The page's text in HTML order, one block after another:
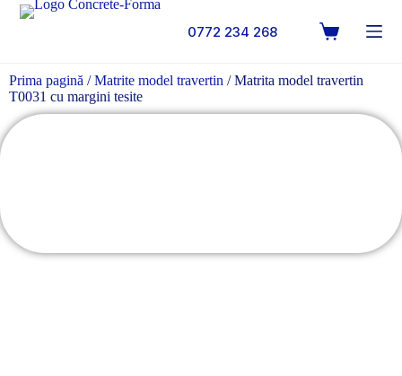
0772 234 268
Prima pagină /Matrite model travertin / Matrita model travertin
T0031 cu margini tesite